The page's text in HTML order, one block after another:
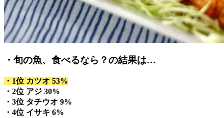
・旬の魚、食べるなら？の結果は…
・1位 カツオ 53%
・2位 アジ 30%
・3位 タチウオ 9%
・4位 イサキ 6%